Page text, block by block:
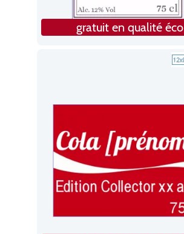
gratuit en qualité éco